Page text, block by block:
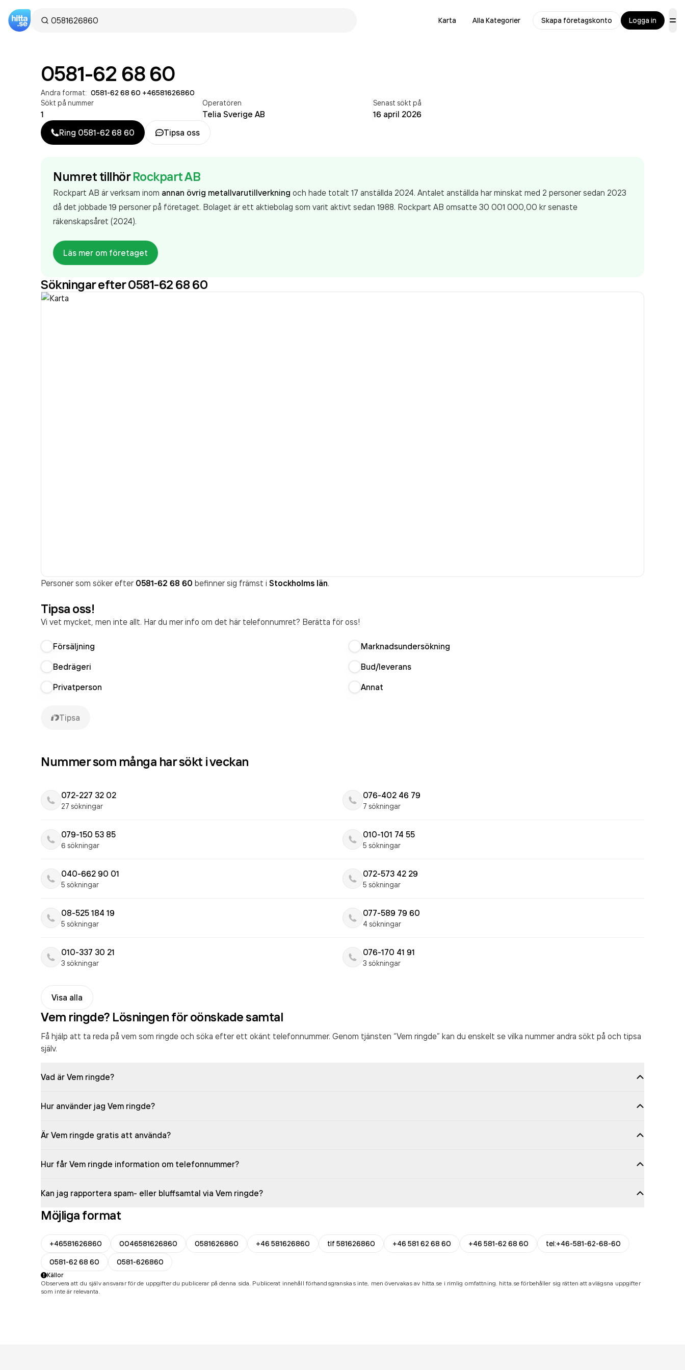
Karta Alla Kategorier Skapa företagskonto Logga in
0581-62 68 60
Andra format: 0581-62 68 60 +46581626860
Sökt på nummer
1
Operatören
Telia Sverige AB
Senast sökt på
16 april 2026
Ring 0581-62 68 60 Tipsa oss
Numret tillhör Rockpart AB
Rockpart AB är verksam inom annan övrig metallvarutillverkning och hade totalt 17 anställda 2024. Antalet anställda har minskat med 2 personer sedan 2023
då det jobbade 19 personer på företaget. Bolaget är ett aktiebolag som varit aktivt sedan 1988. Rockpart AB omsatte 30 001 000,00 krsenaste
räkenskapsåret (2024).
Läs mer om företaget
Sökningar efter 0581-62 68 60
Personer som söker efter 0581-62 68 60 befinner sig främst i Stockholms län.
Tipsa oss!
Vi vet mycket, men inte allt. Har du mer info om det här telefonnumret? Berätta för oss!
Försäljning
Marknadsundersökning
Bedrägeri
Bud/leverans
Privatperson
Annat
Tipsa
Nummer som många har sökt i veckan
072-227 32 02
27 sökningar
076-402 46 79
7 sökningar
079-150 53 85
6 sökningar
010-101 74 55
5 sökningar
040-662 90 01
5 sökningar
072-573 42 29
5 sökningar
08-525 184 19
5 sökningar
077-589 79 60
4 sökningar
010-337 30 21
3 sökningar
076-170 41 91
3 sökningar
Visa alla
Vem ringde? Lösningen för oönskade samtal
Få hjälp att ta reda på vem som ringde och söka efter ett okänt telefonnummer. Genom tjänsten “Vem ringde” kan du enskelt se vilka nummer andra sökt på och tipsa
själv.
Vad är Vem ringde?
Hur använder jag Vem ringde?
Är Vem ringde gratis att använda?
Hur får Vem ringde information om telefonnummer?
Kan jag rapportera spam- eller bluffsamtal via Vem ringde?
Möjliga format
+46581626860 0046581626860 0581626860 +46 581626860 tlf 581626860 +46 581 62 68 60 +46 581-62 68 60
tel:+46-581-62-68-60
0581-62 68 60
0581-626860
Källor
Observera att du själv ansvarar för de uppgifter du publicerar på denna sida. Publicerat innehåll förhandsgranskas inte, men övervakas av hitta.se i rimlig omfattning. hitta.se förbehåller sig rätten att avlägsna uppgifter
som inte är relevanta.